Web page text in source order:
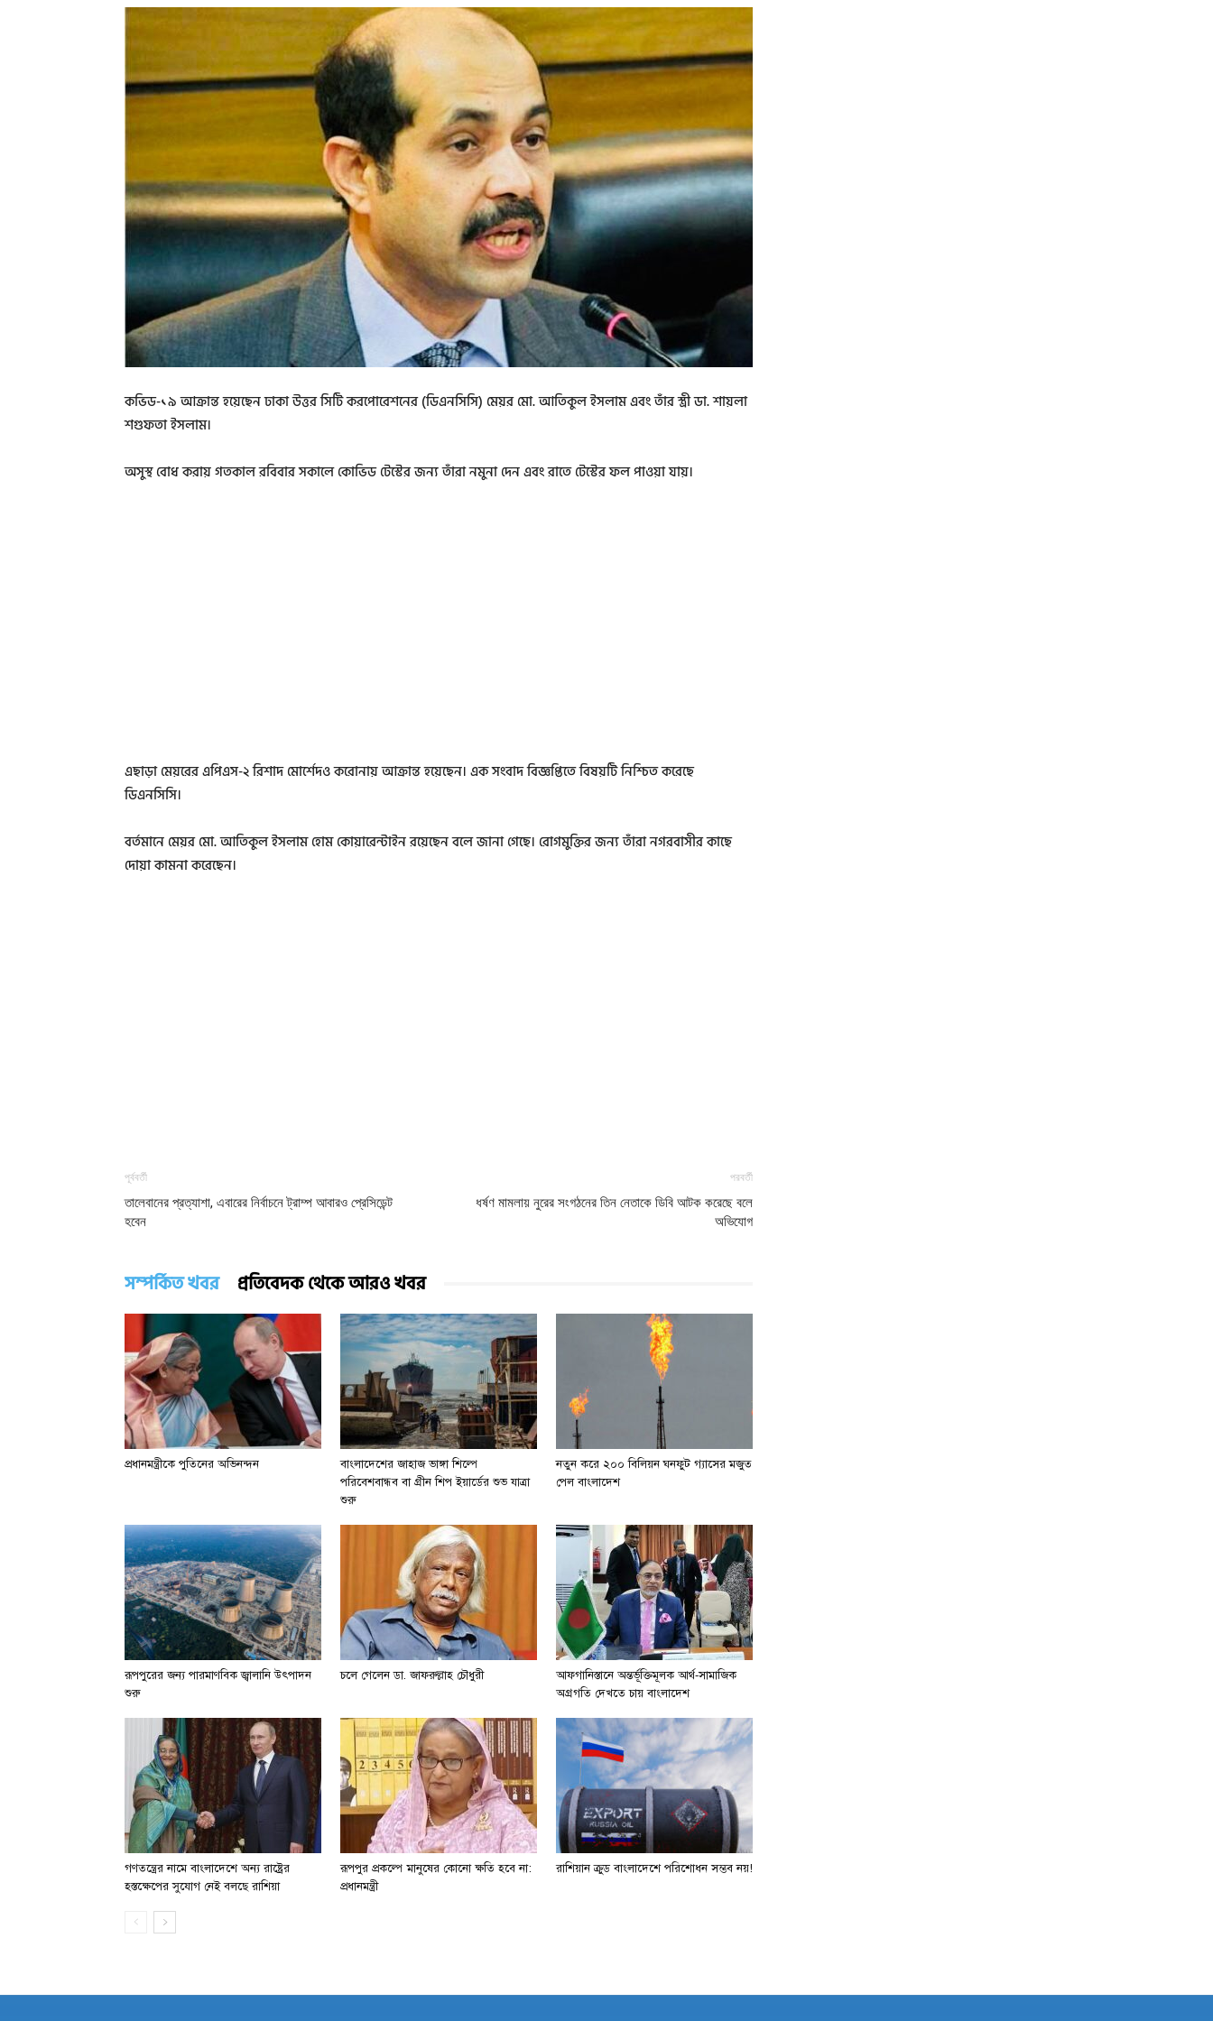
কভিড-১৯ আক্রান্ত হয়েছেন ঢাকা উত্তর সিটি করপোরেশনের (ডিএনসিসি) মেয়র মো. আতিকুল ইসলাম এবং তাঁর স্ত্রী ডা. শায়লা
শগুফতা ইসলাম।
অসুস্থ বোধ করায় গতকাল রবিবার সকালে কোভিড টেস্টের জন্য তাঁরা নমুনা দেন এবং রাতে টেস্টের ফল পাওয়া যায়।
এছাড়া মেয়রের এপিএস-২ রিশাদ মোর্শেদও করোনায় আক্রান্ত হয়েছেন। এক সংবাদ বিজ্ঞপ্তিতে বিষয়টি নিশ্চিত করেছে
ডিএনসিসি।
বর্তমানে মেয়র মো. আতিকুল ইসলাম হোম কোয়ারেন্টাইন রয়েছেন বলে জানা গেছে। রোগমুক্তির জন্য তাঁরা নগরবাসীর কাছে
দোয়া কামনা করেছেন।
পূর্ববর্তী
তালেবানের প্রত্যাশা, এবারের নির্বাচনে ট্রাম্প আবারও প্রেসিডেন্ট
হবেন
পরবর্তী
ধর্ষণ মামলায় নুরের সংগঠনের তিন নেতাকে ডিবি আটক করেছে বলে
অভিযোগ
সম্পর্কিত খবর প্রতিবেদক থেকে আরও খবর
প্রধানমন্ত্রীকে পুতিনের অভিনন্দন
বাংলাদেশের জাহাজ ভাঙ্গা শিল্পে
পরিবেশবান্ধব বা গ্রীন শিপ ইয়ার্ডের শুভ যাত্রা
শুরু
নতুন করে ২০০ বিলিয়ন ঘনফুট গ্যাসের মজুত
পেল বাংলাদেশ
রূপপুরের জন্য পারমাণবিক জ্বালানি উৎপাদন
শুরু
চলে গেলেন ডা. জাফরুল্লাহ চৌধুরী
আফগানিস্তানে অন্তর্ভূক্তিমূলক আর্থ-সামাজিক
অগ্রগতি দেখতে চায় বাংলাদেশ
গণতন্ত্রের নামে বাংলাদেশে অন্য রাষ্ট্রের
হস্তক্ষেপের সুযোগ নেই বলছে রাশিয়া
রূপপুর প্রকল্পে মানুষের কোনো ক্ষতি হবে না:
প্রধানমন্ত্রী
রাশিয়ান ক্রুড বাংলাদেশে পরিশোধন সম্ভব নয়!